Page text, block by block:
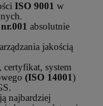
ISO 9001 w
absolutnie
jakością
, certyfikat, system
(ISO 14001)
najbardziej